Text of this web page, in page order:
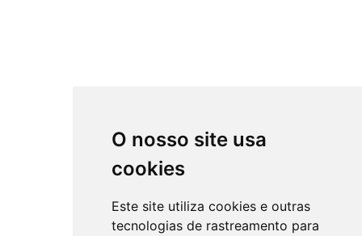
O nosso site usa
cookies
Este site utiliza cookies e outras
tecnologias de rastreamento para